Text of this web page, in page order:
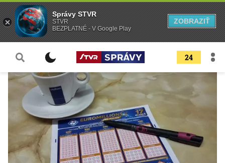
24
Správy STVR
STVR
BEZPLATNÉ - V Google Play
ZOBRAZIŤ